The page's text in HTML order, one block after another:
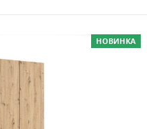
НОВИНКА